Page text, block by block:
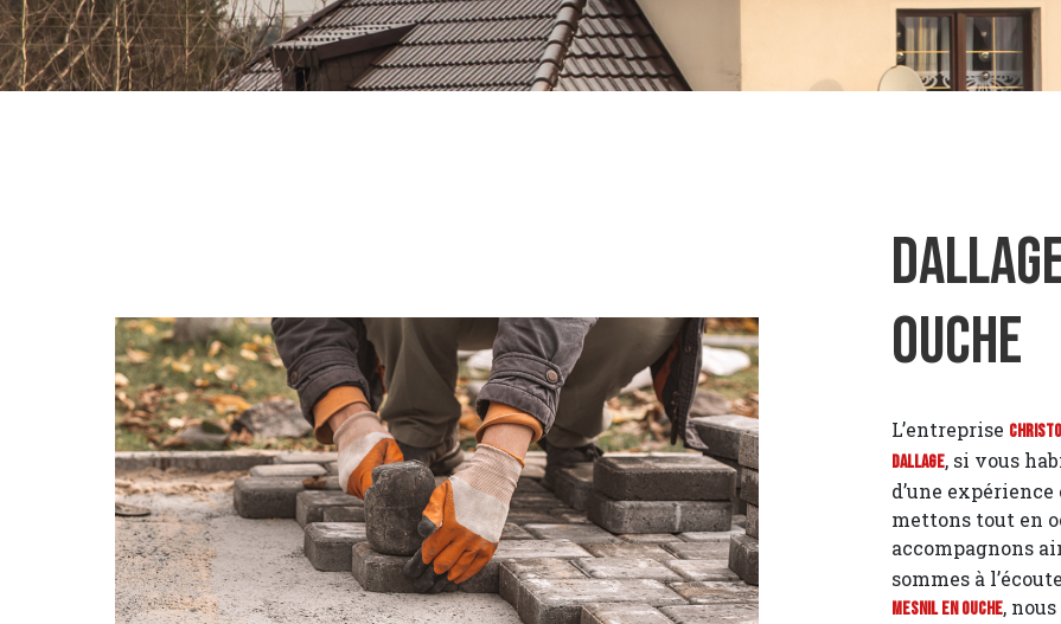
Ouche
L’entreprise
Dallage, si vous
d’une
mettons tout en
accompagnons
sommes à
Mesnil en Ouche,